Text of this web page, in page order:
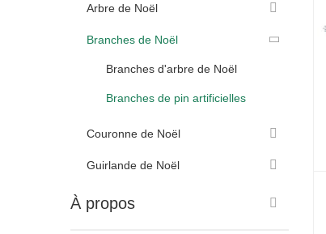
Arbre de Noël
Branches de Noël
Branches d'arbre de Noël
Branches de pin artificielles
Couronne de Noël
Guirlande de Noël
À propos